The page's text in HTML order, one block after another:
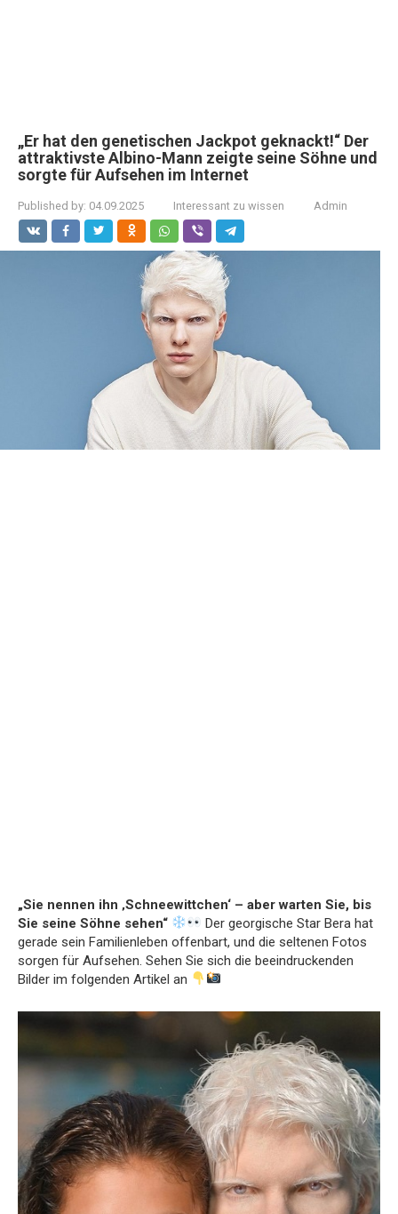
„Er hat den genetischen Jackpot geknackt!“ Der
attraktivste Albino-Mann zeigte seine Söhne und
sorgte für Aufsehen im Internet
Published by: 04.09.2025 Interessant zu wissen Admin
„Sie nennen ihn ‚Schneewittchen‘ – aber warten Sie, bis
Sie seine Söhne sehen“
Der georgische Star Bera hat
gerade sein Familienleben offenbart, und die seltenen Fotos
sorgen für Aufsehen. Sehen Sie sich die beeindruckenden
Bilder im folgenden Artikel an